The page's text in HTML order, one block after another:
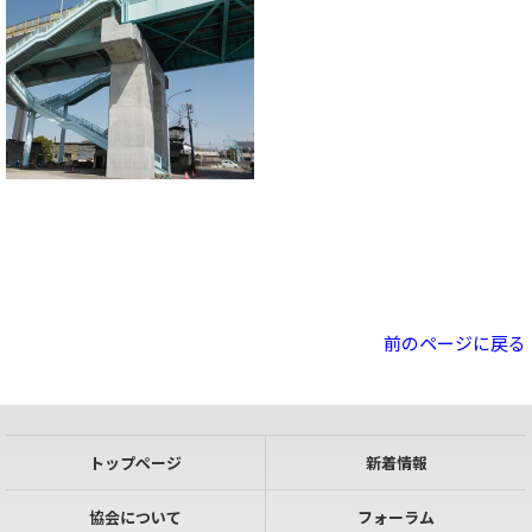
前のページに戻る
トップページ 新着情報
協会について フォーラム